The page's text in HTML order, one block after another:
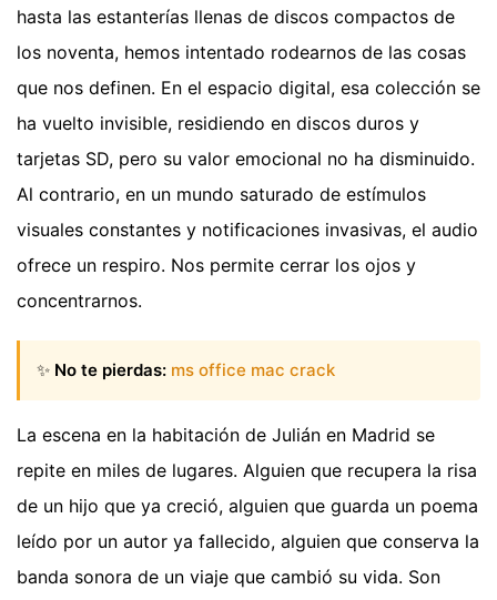
hasta las estanterías llenas de discos compactos de
los noventa, hemos intentado rodearnos de las cosas
que nos definen. En el espacio digital, esa colección se
ha vuelto invisible, residiendo en discos duros y
tarjetas SD, pero su valor emocional no ha disminuido.
Al contrario, en un mundo saturado de estímulos
visuales constantes y notificaciones invasivas, el audio
ofrece un respiro. Nos permite cerrar los ojos y
concentrarnos.
✨ No te pierdas: ms office mac crack
La escena en la habitación de Julián en Madrid se
repite en miles de lugares. Alguien que recupera la risa
de un hijo que ya creció, alguien que guarda un poema
leído por un autor ya fallecido, alguien que conserva la
banda sonora de un viaje que cambió su vida. Son